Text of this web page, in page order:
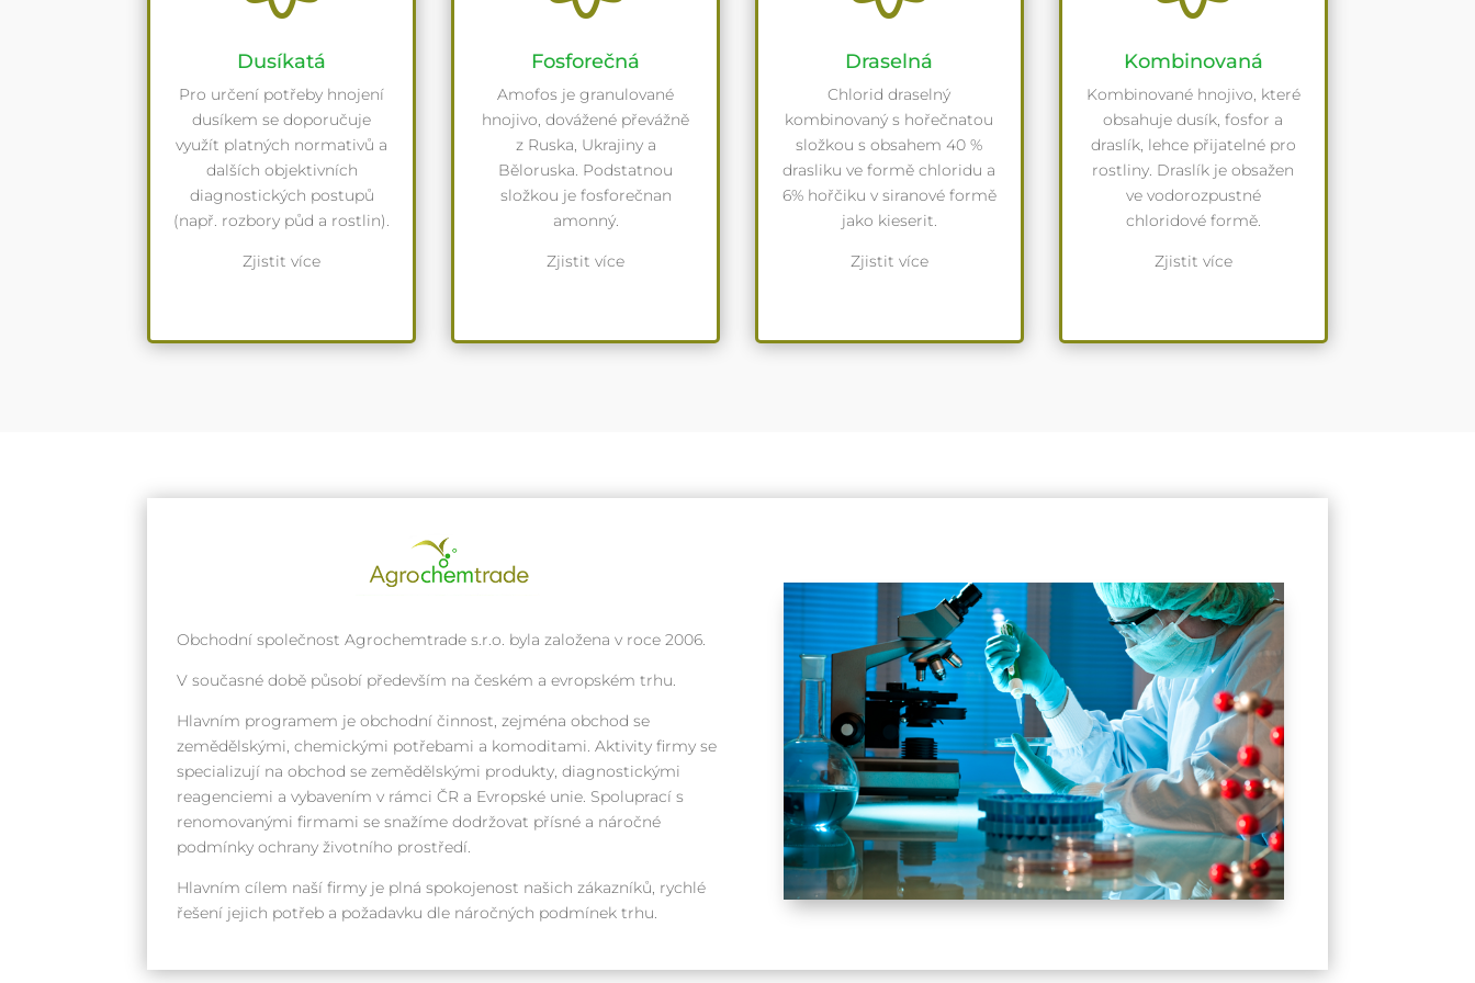
Dusíkatá
Pro určení potřeby hnojení
dusíkem se doporučuje
využít platných normativů a
dalších objektivních
diagnostických postupů
(např. rozbory půd a rostlin).
Zjistit více
Fosforečná
Amofos je granulované
hnojivo, dovážené převážně
z Ruska, Ukrajiny a
Běloruska. Podstatnou
složkou je fosforečnan
amonný.
Zjistit více
Draselná
Chlorid draselný
kombinovaný s hořečnatou
složkou s obsahem 40 %
drasliku ve formě chloridu a
6% hořčiku v siranové formě
jako kieserit.
Zjistit více
Kombinovaná
Kombinované hnojivo, které
obsahuje dusík, fosfor a
draslík, lehce přijatelné pro
rostliny. Draslík je obsažen
ve vodorozpustné
chloridové formě.
Zjistit více
Obchodní společnost Agrochemtrade s.r.o. byla založena v roce 2006.
V současné době působí především na českém a evropském trhu.
Hlavním programem je obchodní činnost, zejména obchod se
zemědělskými, chemickými potřebami a komoditami. Aktivity firmy se
specializují na obchod se zemědělskými produkty, diagnostickými
reagenciemi a vybavením v rámci ČR a Evropské unie. Spoluprací s
renomovanými firmami se snažíme dodržovat přísné a náročné
podmínky ochrany životního prostředí.
Hlavním cílem naší firmy je plná spokojenost našich zákazníků, rychlé
řešení jejich potřeb a požadavku dle náročných podmínek trhu.